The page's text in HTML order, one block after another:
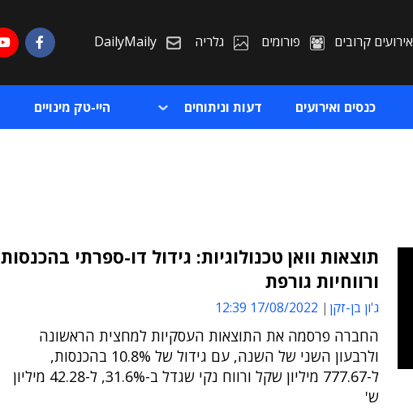
אירועים קרובים פורומים גלריה DailyMaily
כנסים ואירועים דעות וניתוחים היי-טק מינויים
תוצאות וואן טכנולוגיות: גידול דו-ספרתי בהכנסות
ורווחיות גורפת
ג'ון בן-זקן 17/08/2022 12:39
החברה פרסמה את התוצאות העסקיות למחצית הראשונה
ולרבעון השני של השנה, עם גידול של 10.8% בהכנסות,
ל-777.67 מיליון שקל ורווח נקי שגדל ב-31.6%, ל-42.28 מיליון
ש'